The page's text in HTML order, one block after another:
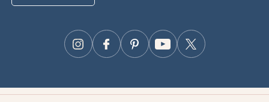
Gestione dei cookie
Il nostro sito web utilizza i cookie per garantirne il corretto
modificare le tue preferenze, clicca sul pulsante "Configura".
Facebook Twitter
YouTube
Pinterest
Instagram